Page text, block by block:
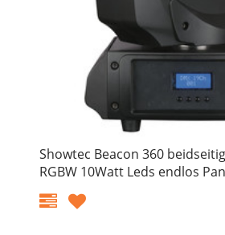
Showtec Beacon 360
RGBW 10Watt Leds endlos